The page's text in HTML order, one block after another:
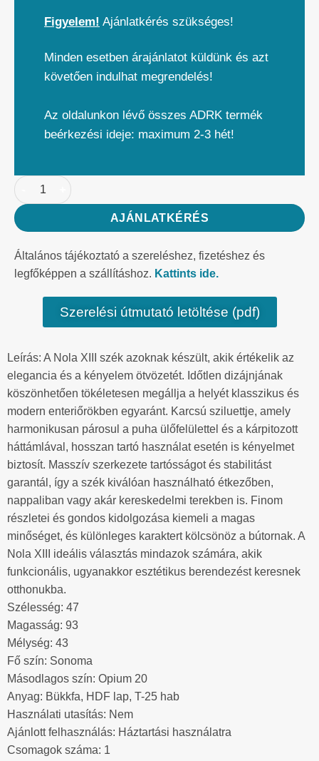
Figyelem! Ajánlatkérés szükséges!
Minden esetben árajánlatot küldünk és azt
követően indulhat megrendelés!
Az oldalunkon lévő összes ADRK termék
beérkezési ideje: maximum 2-3 hét!
AJÁNLATKÉRÉS
Általános tájékoztató a szereléshez, fizetéshez és
legfőképpen a szállításhoz. Kattints ide.
Szerelési útmutató letöltése (pdf)
Leírás: A Nola XIII szék azoknak készült, akik értékelik az
elegancia és a kényelem ötvözetét. Időtlen dizájnjának
köszönhetően tökéletesen megállja a helyét klasszikus és
modern enteriőrökben egyaránt. Karcsú sziluettje, amely
harmonikusan párosul a puha ülőfelülettel és a kárpitozott
háttámlával, hosszan tartó használat esetén is kényelmet
biztosít. Masszív szerkezete tartósságot és stabilitást
garantál, így a szék kiválóan használható étkezőben,
nappaliban vagy akár kereskedelmi terekben is. Finom
részletei és gondos kidolgozása kiemeli a magas
minőséget, és különleges karaktert kölcsönöz a bútornak. A
Nola XIII ideális választás mindazok számára, akik
funkcionális, ugyanakkor esztétikus berendezést keresnek
otthonukba.
Szélesség: 47
Magasság: 93
Mélység: 43
Fő szín: Sonoma
Másodlagos szín: Opium 20
Anyag: Bükkfa, HDF lap, T-25 hab
Használati utasítás: Nem
Ajánlott felhasználás: Háztartási használatra
Csomagok száma: 1